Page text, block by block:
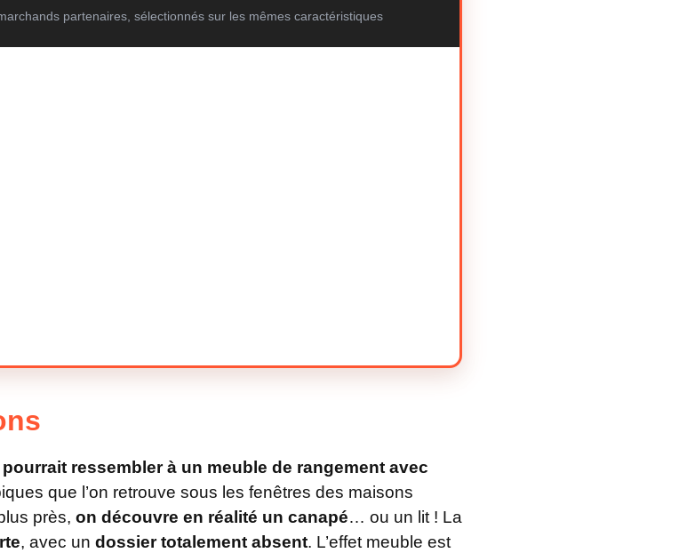
partenaires, sélectionnés sur les mêmes caractéristiques
pourrait ressembler à un meuble de rangement avec
que l’on retrouve sous les fenêtres des maisons
près, on découvre en réalité un canapé… ou un lit ! La
, avec un dossier totalement absent. L’effet meuble est